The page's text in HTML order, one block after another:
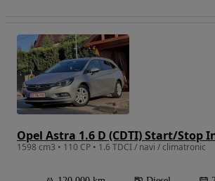
Opel Astra 1.6 D (CDTI) Start/Stop
1598 cm3 • 110 CP • 1.6 TDCI / navi / climatronic